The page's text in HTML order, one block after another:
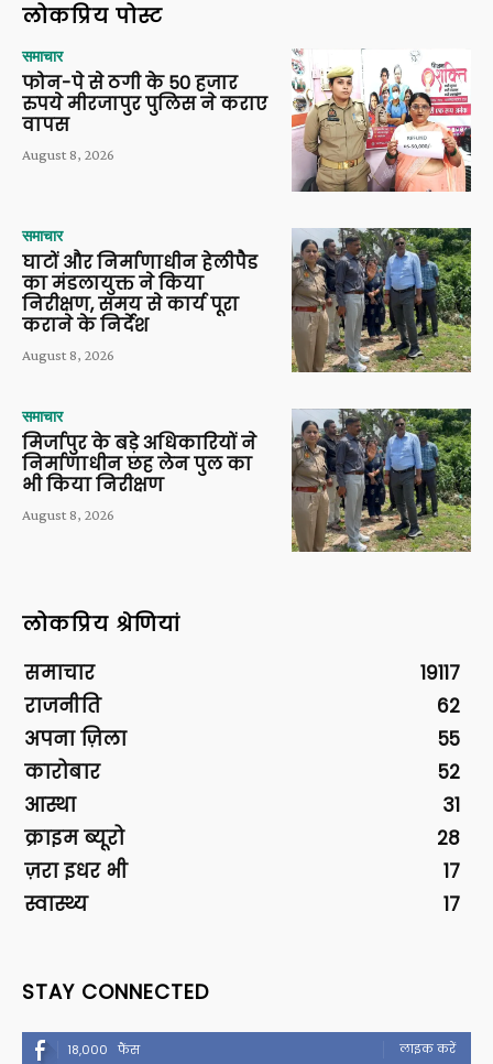
लोकप्रिय पोस्ट
समाचार
फोन-पे से ठगी के 50 हजार
रुपये मीरजापुर पुलिस ने कराए
वापस
August 8, 2026
समाचार
घाटों और निर्माणाधीन हेलीपैड
का मंडलायुक्त ने किया
निरीक्षण, समय से कार्य पूरा
कराने के निर्देश
August 8, 2026
समाचार
मिर्जापुर के बड़े अधिकारियों ने
निर्माणाधीन छह लेन पुल का
भी किया निरीक्षण
August 8, 2026
लोकप्रिय श्रेणियां
समाचार
19117
राजनीति
62
अपना ज़िला
55
कारोबार
52
आस्था
31
क्राइम ब्यूरो
28
ज़रा इधर भी
17
स्वास्थ्य
17
STAY CONNECTED
18,000 फैंस लाइक करें